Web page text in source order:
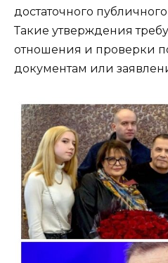
достаточного
Такие утверждения
отношения и проверки
документам или